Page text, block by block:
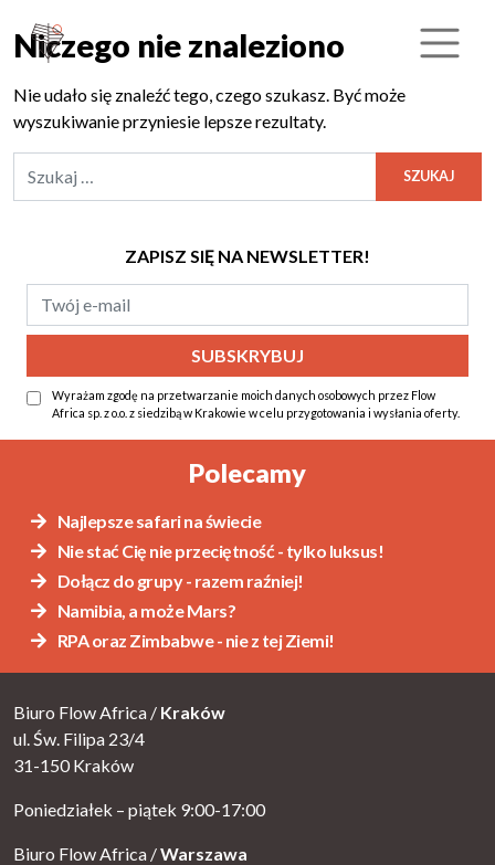
Niczego nie znaleziono
Nie udało się znaleźć tego, czego szukasz. Być może
wyszukiwanie przyniesie lepsze rezultaty.
ZAPISZ SIĘ NA NEWSLETTER!
Wyrażam zgodę na przetwarzanie moich danych osobowych przez Flow
Africa sp. z o.o. z siedzibą w Krakowie w celu przygotowania i wysłania oferty.
Alternative:
Polecamy
Najlepsze safari na świecie
Nie stać Cię nie przeciętność - tylko luksus!
Dołącz do grupy - razem raźniej!
Namibia, a może Mars?
RPA oraz Zimbabwe - nie z tej Ziemi!
Biuro Flow Africa / Kraków
ul. Św. Filipa 23/4
31-150 Kraków
Poniedziałek – piątek 9:00-17:00
Biuro Flow Africa /Warszawa